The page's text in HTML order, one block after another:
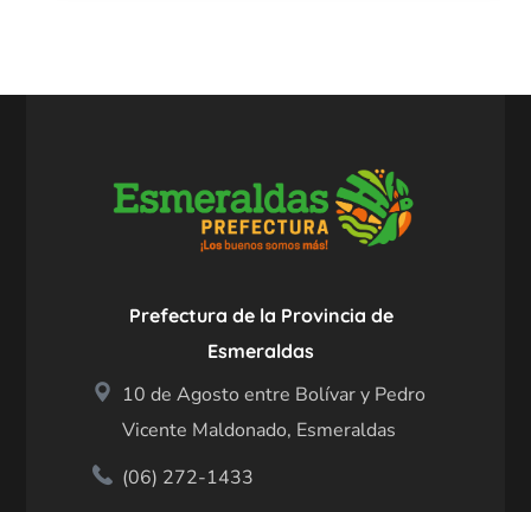
Prefectura de la Provincia de
Esmeraldas
10 de Agosto entre Bolívar y Pedro
Vicente Maldonado, Esmeraldas
(06) 272-1433